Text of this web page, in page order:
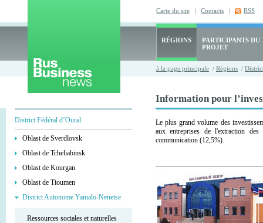
Carte du site | Contacts | RSS
RÉGIONS
PARTICIPANTS DU
PROJET
à la page principale / Régions /
District Fédéral d’Oural
Oblast de Sverdlovsk
Oblast de Tcheliabinsk
Oblast de Kourgan
Oblast de Tioumen
District Autonome Yamalo-Nenetse
Ressources sociales et naturelles
Information pour
Le plus grand volume des
aux entreprises de l'extraction
communication (12,5%).